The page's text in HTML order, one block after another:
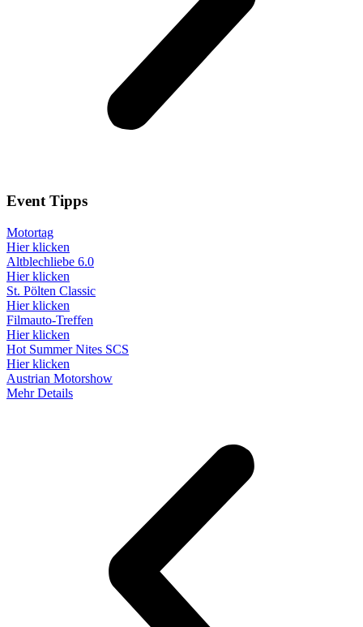
Event Tipps
Motortag
Hier klicken
Altblechliebe 6.0
Hier klicken
St. Pölten Classic
Hier klicken
Filmauto-Treffen
Hier klicken
Hot Summer Nites SCS
Hier klicken
Austrian Motorshow
Mehr Details